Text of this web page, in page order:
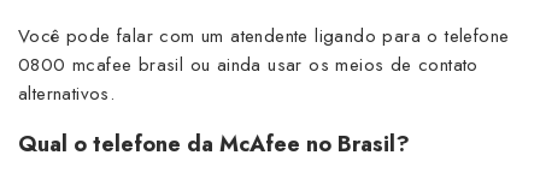
Você pode falar com um atendente ligando para o telefone
0800 mcafee brasil ou ainda usar os meios de contato
alternativos.
Qual o telefone da McAfee no Brasil?